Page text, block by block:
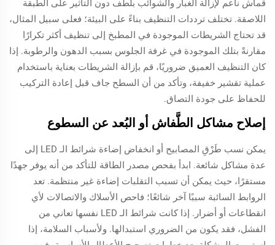
قماش ناعم لإزالة الغبار والشوائب بلطف دون التأثير على الطبقة
اللاصقة. تختلف ترددات التنظيف بناءً على البيئة؛ فعلى سبيل المثال،
قد تحتاج الشريطات الموجودة في المطبخ إلى تنظيف أكثر تكرارًا
مقارنةً بتلك الموجودة في غرفة الجلوس بسبب الدهون والرطوبة. إذا
كان التنظيف العميق ضروريًا، قم بإزالة الشريطات بعناية باستخدام
عملية تقشير خفيفة، وتأكد من أن السطح جاف قبل إعادة التركيب
للحفاظ على جودة التصاق.
إصلاح مشاكل الطَّفاش أو البُعد عن السطوع
يمكن نسب طَرْقِ المصابيح أو انخفاض إضاءة شرائط الـ LED إلى
عدة مشاكل شائعة. ابدأ بفحص مصدر الطاقة للتأكد من أنه يوفر جهدًا
مستقرًا، حيث يمكن أن تسبب التقلبات إضاءة غير منتظمة. تعد
الروابط السائبة سببًا آخر شائعًا؛ فاحص الأسلاك والاتصالات لأي
انقطاعات أو أضرار. إذا كانت شرائط الـ LED نفسها تعاني من
الفشل، فقد يكون من الضروري استبدالها. ولأسباب السلامة، إذا